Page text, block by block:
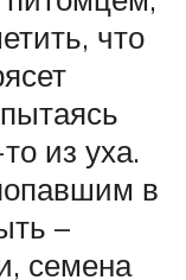
что
из уха.
в
–
семена